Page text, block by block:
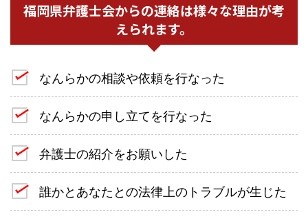
福岡県弁護士会からの連絡は様々な理由が考
えられます。
なんらかの相談や依頼を行なった
なんらかの申し立てを行なった
弁護士の紹介をお願いした
誰かとあなたとの法律上のトラブルが生じた